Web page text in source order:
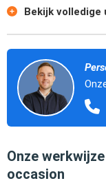
Bekijk
Onze
occasion